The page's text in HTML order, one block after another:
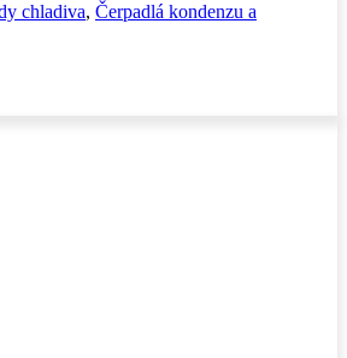
chladiva, Čerpadlá kondenzu a